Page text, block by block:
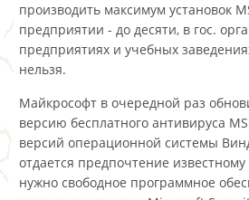
производить максимум установок
предприятии - до десяти, в гос.
предприятиях и учебных
нельзя.
Майкрософт в очередной раз
версию бесплатного антивируса
версий операционной системы
отдается предпочтение
нужно свободное программное